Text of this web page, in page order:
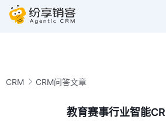
CRM CRM问答文章
教育赛事行业智能